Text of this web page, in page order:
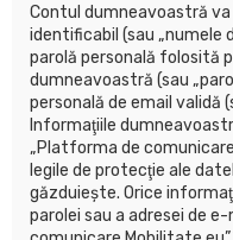
Contul dumneavoastră va
identificabil (sau „numele
parolă personală folosită
dumneavoastră (sau
personală de email validă
Informaţiile
„Platforma de
legile de protecţie ale
găzduieşte. Orice
parolei sau a adresei de